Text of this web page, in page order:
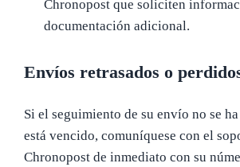
Chronopost que soliciten
documentación adicional.
Envíos retrasados ​​o
Si el seguimiento de su envío no se
está vencido, comuníquese con el
Chronopost de inmediato con su